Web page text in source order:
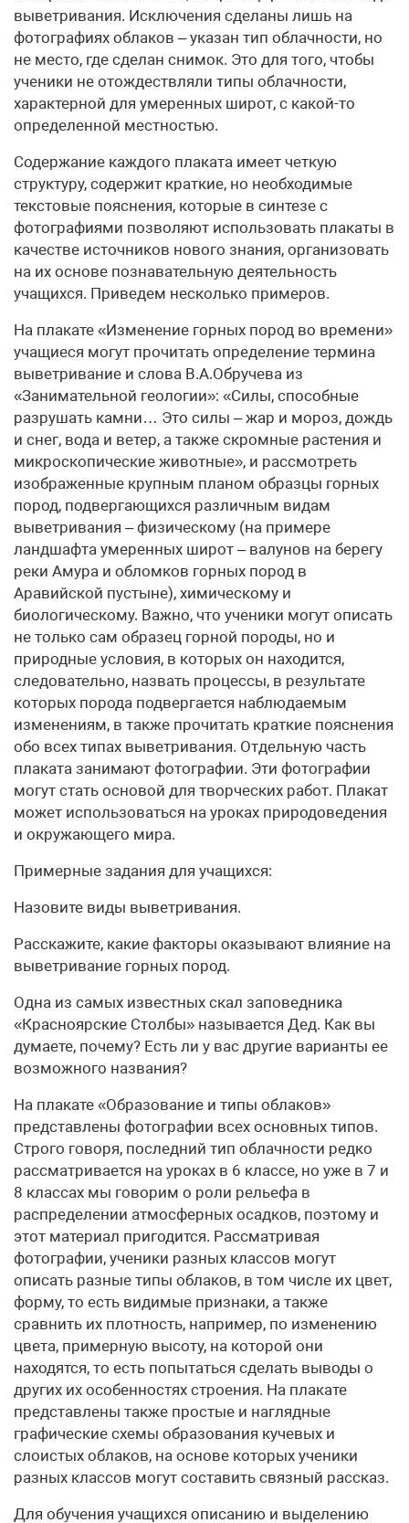
выветривания. Исключения сделаны лишь на
фотографиях облаков – указан тип облачности, но
не место, где сделан снимок. Это для того, чтобы
ученики не отождествляли типы облачности,
характерной для умеренных широт, с какой-то
определенной местностью.
Содержание каждого плаката имеет четкую
структуру, содержит краткие, но необходимые
текстовые пояснения, которые в синтезе с
фотографиями позволяют использовать плакаты в
качестве источников нового знания, организовать
на их основе познавательную деятельность
учащихся. Приведем несколько примеров.
На плакате «Изменение горных пород во времени»
учащиеся могут прочитать определение термина
выветривание и слова В.А.Обручева из
«Занимательной геологии»: «Силы, способные
разрушать камни… Это силы – жар и мороз, дождь
и снег, вода и ветер, а также скромные растения и
микроскопические животные», и рассмотреть
изображенные крупным планом образцы горных
пород, подвергающихся различным видам
выветривания – физическому (на примере
ландшафта умеренных широт – валунов на берегу
реки Амура и обломков горных пород в
Аравийской пустыне), химическому и
биологическому. Важно, что ученики могут описать
не только сам образец горной породы, но и
природные условия, в которых он находится,
следовательно, назвать процессы, в результате
которых порода подвергается наблюдаемым
изменениям, в также прочитать краткие пояснения
обо всех типах выветривания. Отдельную часть
плаката занимают фотографии. Эти фотографии
могут стать основой для творческих работ. Плакат
может использоваться на уроках природоведения
и окружающего мира.
Примерные задания для учащихся:
Назовите виды выветривания.
Расскажите, какие факторы оказывают влияние на
выветривание горных пород.
Одна из самых известных скал заповедника
«Красноярские Столбы» называется Дед. Как вы
думаете, почему? Есть ли у вас другие варианты ее
возможного названия?
На плакате «Образование и типы облаков»
представлены фотографии всех основных типов.
Строго говоря, последний тип облачности редко
рассматривается на уроках в 6 классе, но уже в 7 и
8 классах мы говорим о роли рельефа в
распределении атмосферных осадков, поэтому и
этот материал пригодится. Рассматривая
фотографии, ученики разных классов могут
описать разные типы облаков, в том числе их цвет,
форму, то есть видимые признаки, а также
сравнить их плотность, например, по изменению
цвета, примерную высоту, на которой они
находятся, то есть попытаться сделать выводы о
других их особенностях строения. На плакате
представлены также простые и наглядные
графические схемы образования кучевых и
слоистых облаков, на основе которых ученики
разных классов могут составить связный рассказ.
Для обучения учащихся описанию и выделению